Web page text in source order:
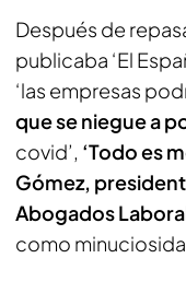
Después de
publicaba ‘El
‘las empresas
que se niegue a
covid’, ‘Todo es
Gómez,
Abogados
como